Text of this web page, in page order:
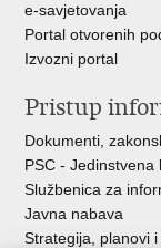
e-savjetovanja
Portal otvorenih
Izvozni portal
Pristup
Dokumenti,
PSC -
Službenica za
Javna nabava
Strategija, planovi i